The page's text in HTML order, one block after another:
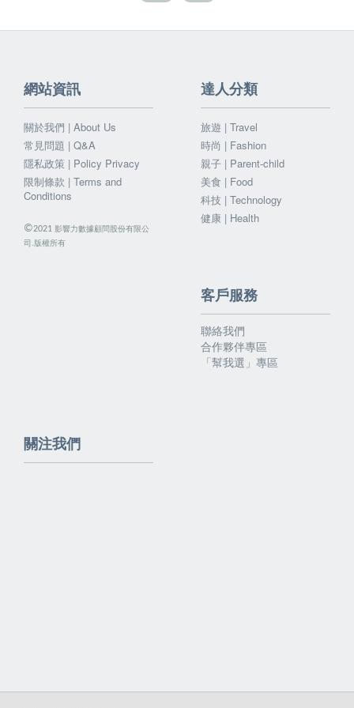
網站資訊
關於我們 | About Us
常見問題 | Q&A
隱私政策 | Policy Privacy
限制條款 | Terms and
Conditions
©2021 影響力數據顧問股份有限公
司.版權所有
達人分類
旅遊 | Travel
時尚 | Fashion
親子 | Parent-child
美食 | Food
科技 | Technology
健康 | Health
客戶服務
聯絡我們
合作夥伴專區
「幫我選」專區
關注我們